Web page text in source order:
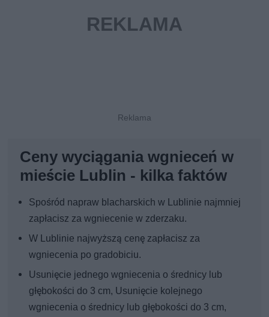
Ceny wyciągania wgnieceń w
mieście Lublin - kilka faktów
Spośród napraw blacharskich w Lublinie najmniej
zapłacisz za wgniecenie w zderzaku.
W Lublinie najwyższą cenę zapłacisz za
wgniecenia po gradobiciu.
Usunięcie jednego wgniecenia o średnicy lub
głębokości do 3 cm, Usunięcie kolejnego
wgniecenia o średnicy lub głębokości do 3 cm,